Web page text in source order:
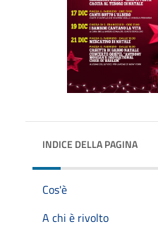
INDICE DELLA PAGINA
Cos'è
A chi è rivolto